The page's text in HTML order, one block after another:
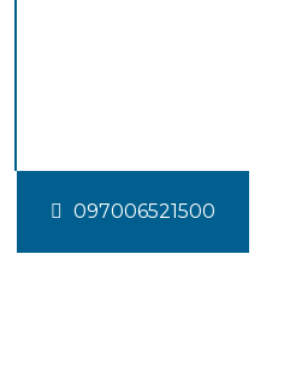
097006521500